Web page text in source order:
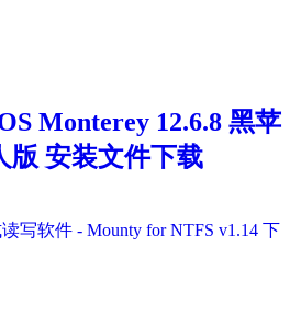
Monterey 12.6.8 黑苹
版 安装文件下载